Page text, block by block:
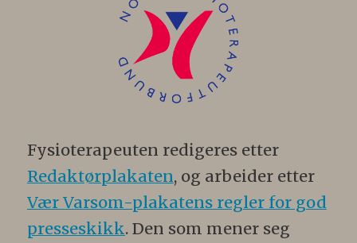
Fysioterapeuten redigeres etter
Redaktørplakaten, og arbeider etter
Vær Varsom-plakatens regler for god
presseskikk. Den som mener seg